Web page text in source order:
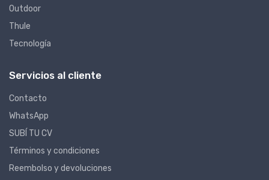
Outdoor
Thule
Tecnología
Servicios al cliente
Contacto
WhatsApp
SUBÍ TU CV
Términos y condiciones
Reembolso y devoluciones